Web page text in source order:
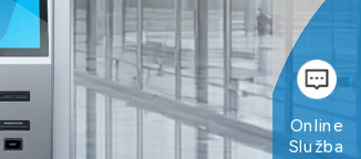
Online
Služba